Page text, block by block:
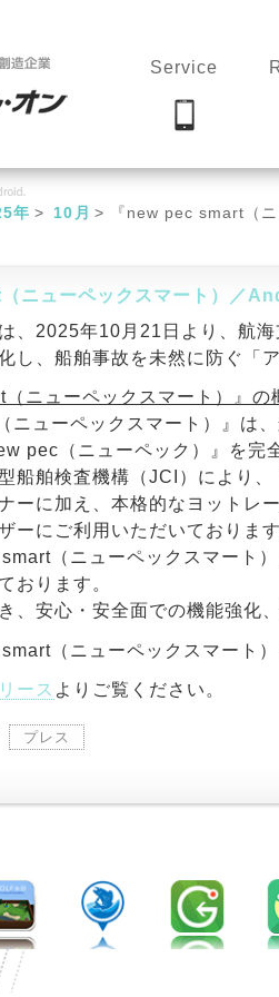
Service
年 10月 『new pec smart（
ニューペックスマート）／
、2025年10月21日より、航
し、船舶事故を未然に防ぐ「
ニューペックスマート）』の
ニューペックスマート）』 は
pec（ニューペック）』を完
船舶検査機構（JCI）により
ーに加え、本格的なヨットレ
ーにご利用いただいております
（ニューペックスマート
おります。
、安心・安全面での機能強化
（ニューペックスマート
ース よりご覧ください。
プレス